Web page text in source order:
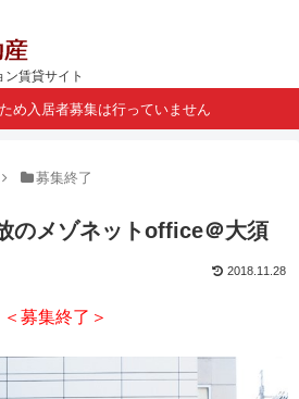
賃貸サイト
め入居者募集は行っていません
募集終了
のメゾネットoffice＠大須
2018.11.28
＜募集終了＞